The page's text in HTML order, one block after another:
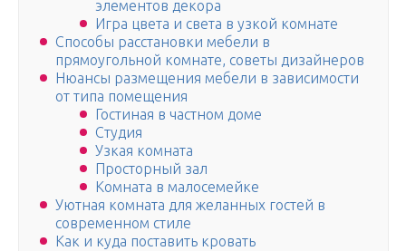
элементов декора
Игра цвета и света в узкой комнате
Способы расстановки мебели в
прямоугольной комнате, советы дизайнеров
Нюансы размещения мебели в зависимости
от типа помещения
Гостиная в частном доме
Студия
Узкая комната
Просторный зал
Комната в малосемейке
Уютная комната для желанных гостей в
современном стиле
Как и куда поставить кровать